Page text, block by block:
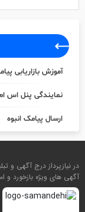
آموزش بازاریابی
نمایندگی پنل اس
ارسال پیامک انبوه
در نیازپرداز درج آگهی و
آگهی های ویژه بازخورد و